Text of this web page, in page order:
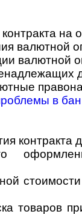
на
валютной
валютной
в
товаров